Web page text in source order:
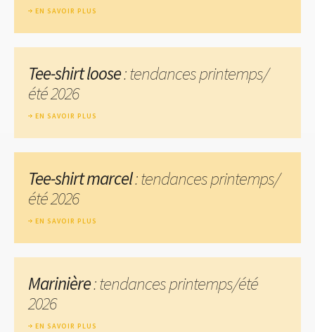
EN SAVOIR PLUS
Tee-shirt loose: tendances printemps/
été 2026
EN SAVOIR PLUS
Tee-shirt marcel: tendances printemps/
été 2026
EN SAVOIR PLUS
Marinière: tendances printemps/été
2026
EN SAVOIR PLUS